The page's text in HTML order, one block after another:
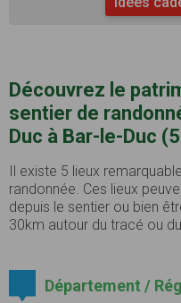
Découvrez le
sentier de
Duc à Bar-le-Duc
Il existe 5 lieux
randonnée. Ces lieux
depuis le sentier ou bien
30km autour du tracé ou
Département /